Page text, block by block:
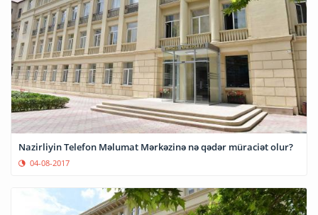
Nazirliyin Telefon Məlumat Mərkəzinə nə qədər müraciət olur?
04-08-2017